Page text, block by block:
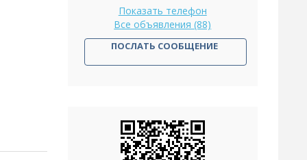
Показать телефон
Все объявления (88)
ПОСЛАТЬ СООБЩЕНИЕ